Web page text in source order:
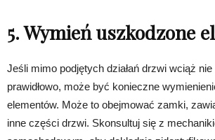
5. Wymień uszkodzone
Jeśli mimo podjętych działań drzwi wciąż
prawidłowo, może być konieczne
elementów. Może to obejmować zamki,
inne części drzwi. Skonsultuj się z